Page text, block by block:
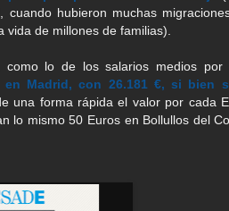
hubieron muchas
de millones de familias).
lo de los salarios medios por
Madrid, con 26.181 €, si bien
una forma rápida el valor por cada
lo mismo 50 Euros en Bollullos del